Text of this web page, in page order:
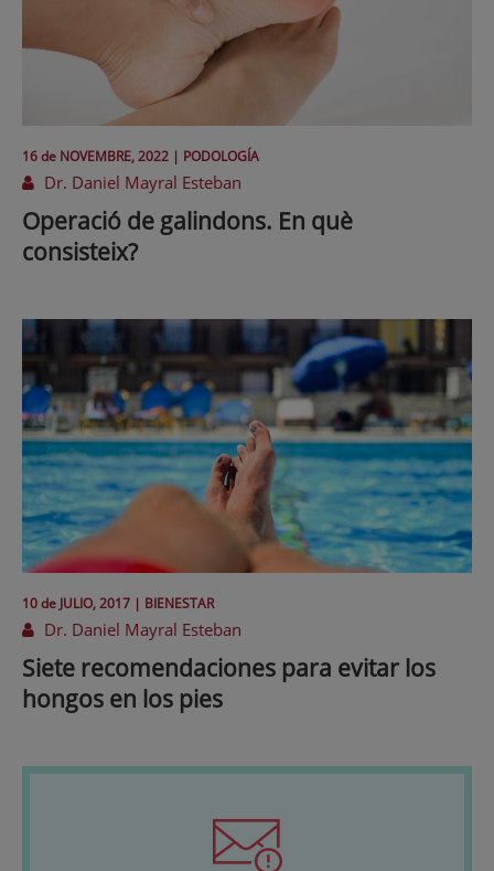
16 de NOVEMBRE, 2022 | PODOLOGÍA
Dr. Daniel Mayral Esteban
Operació de galindons. En què
consisteix?
10 de JULIO, 2017 | BIENESTAR
Dr. Daniel Mayral Esteban
Siete recomendaciones para evitar los
hongos en los pies